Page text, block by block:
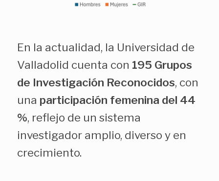
En la actualidad, la Universidad de
Valladolid cuenta con 195 Grupos
de Investigación Reconocidos, con
una participación femenina del 44
%, reflejo de un sistema
investigador amplio, diverso y en
crecimiento.